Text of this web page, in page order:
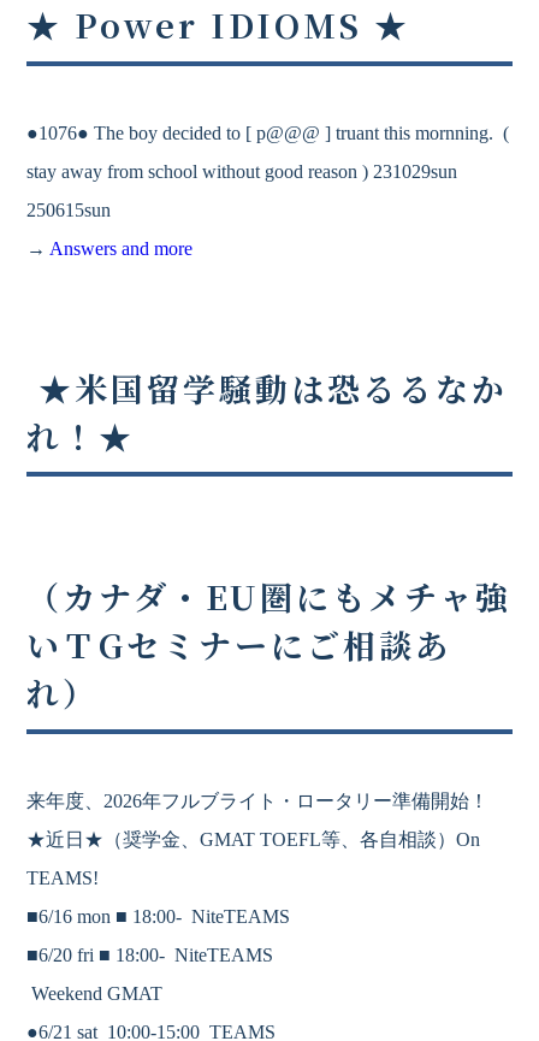
★ Power IDIOMS ★
●1076● The boy decided to [ p@@@ ] truant this mornning. (
stay away from school without good reason ) 231029sun
250615sun
→ Answers and more
★米国留学騒動は恐るるなか
れ！★
（カナダ・EU圏にもメチャ強
いＴGセミナーにご相談あ
れ）
来年度、2026年フルブライト・ロータリー準備開始！
★近日★ （奨学金、GMATTOEFL等、各自相談）On
TEAMS!
■6/16 mon ■ 18:00-NiteTEAMS
■6/20 fri ■ 18:00-NiteTEAMS
Weekend GMAT
●6/21 sat 10:00-15:00 TEAMS